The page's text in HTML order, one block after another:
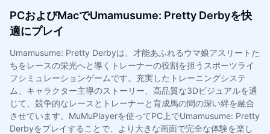
PCおよびMacでUmamusume: Pretty Derbyを快
適にプレイ
Umamusume: Pretty Derbyは、才能あふれるウマ娘アスリートた
ちをレースの栄光へと導くトレーナーの役割を担うスポーツライ
フシミュレーションゲームです。充実したトレーニングシステ
ム、キャラクター主導のストーリー、高品質な3Dビジュアルを通
じて、競争的なレースとトレーナーと育成馬の間の深い絆を融合
させています。MuMuPlayerを使ってPC上でUmamusume: Pretty
Derbyをプレイすることで、より大きな画面で完全な体験を楽し